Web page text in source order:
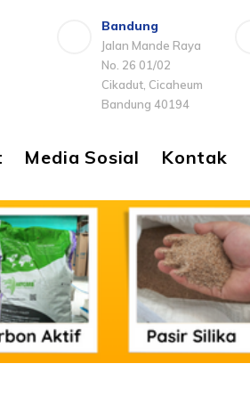
Bandung
Jalan Mande Raya
No. 26 01/02
Cikadut, Cicaheum
Bandung 40194
Media Sosial Kontak